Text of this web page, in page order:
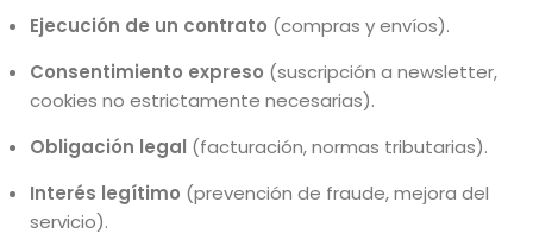
Ejecución de un contrato (compras y envíos).
Consentimiento expreso (suscripción a newsletter,
cookies no estrictamente necesarias).
Obligación legal (facturación, normas tributarias).
Interés legítimo (prevención de fraude, mejora del
servicio).